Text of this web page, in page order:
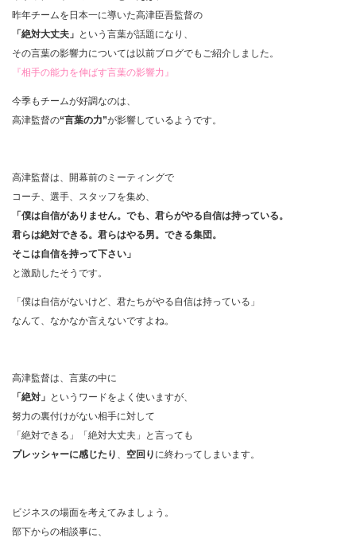
昨年チームを日本一に導いた高津臣吾監督の
「絶対大丈夫」 という言葉が話題になり、
その言葉の影響力については以前ブログでもご紹介しました。
『相手の能力を伸ばす言葉の影響力』
今季もチームが好調なのは、
高津監督の“言葉の力”が影響しているようです。
高津監督は、開幕前のミーティングで
コーチ、選手、スタッフを集め、
「僕は自信がありません。 でも、君らがやる自信は持っている。
君らは絶対できる。君らはやる男。 できる集団。
そこは自信を持って下さい」
と激励したそうです。
「僕は自信がないけど、君たちがやる自信は持っている」
なんて、なかなか言えないですよね。
高津監督は、言葉の中に
「絶対」 というワードをよく使いますが、
努力の裏付けがない相手に対して
「絶対できる」「絶対大丈夫」と言っても
プレッシャーに感じたり 、 空回り に終わってしまいます。
ビジネスの場面を考えてみましょう。
部下からの相談事に、